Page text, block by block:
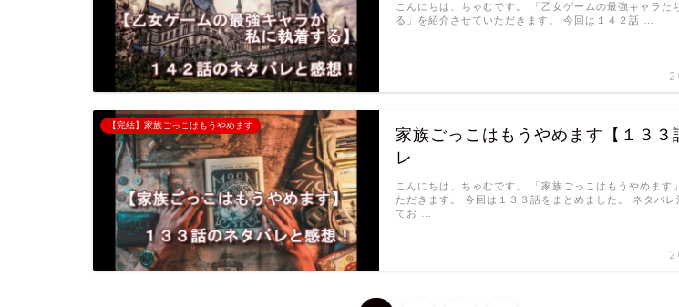
こんにちは、ちゃむです。 「乙女ゲームの最強キャラた
る」を紹介させていただきます。 今回は１４２話 …
【完結】家族ごっこはもうやめます
家族ごっこはもうやめます【１３３
レ
こんにちは、ちゃむです。 「家族ごっこはもうやめます
ただきます。 今回は１３３話をまとめました。 ネタバレ
てお …